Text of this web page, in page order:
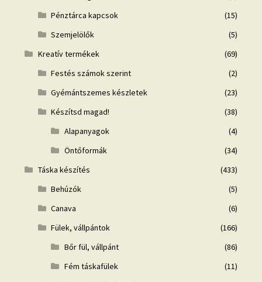
Pénztárca kapcsok
(15)
Szemjelölők
(5)
Kreatív termékek
(69)
Festés számok szerint
(2)
Gyémántszemes készletek
(23)
Készítsd magad!
(38)
Alapanyagok
(4)
Öntőformák
(34)
Táska készítés
(433)
Behúzók
(5)
Canava
(6)
Fülek, vállpántok
(166)
Bőr fül, vállpánt
(86)
Fém táskafülek
(11)